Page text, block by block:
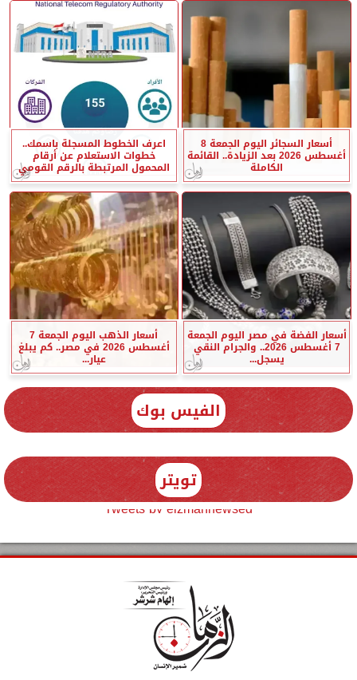
أسعار السجائر اليوم الجمعة 8
أغسطس 2026 بعد الزيادة.. القائمة
الكاملة
اعرف الخطوط المسجلة باسمك..
خطوات الاستعلام عن أرقام
المحمول المرتبطة بالرقم القومي
أسعار الفضة في مصر اليوم الجمعة
7 أغسطس 2026.. والجرام النقي
يسجل...
أسعار الذهب اليوم الجمعة 7
أغسطس 2026 في مصر.. كم يبلغ
عيار...
الفيس بوك
تويتر
Tweets by elzmannewseg